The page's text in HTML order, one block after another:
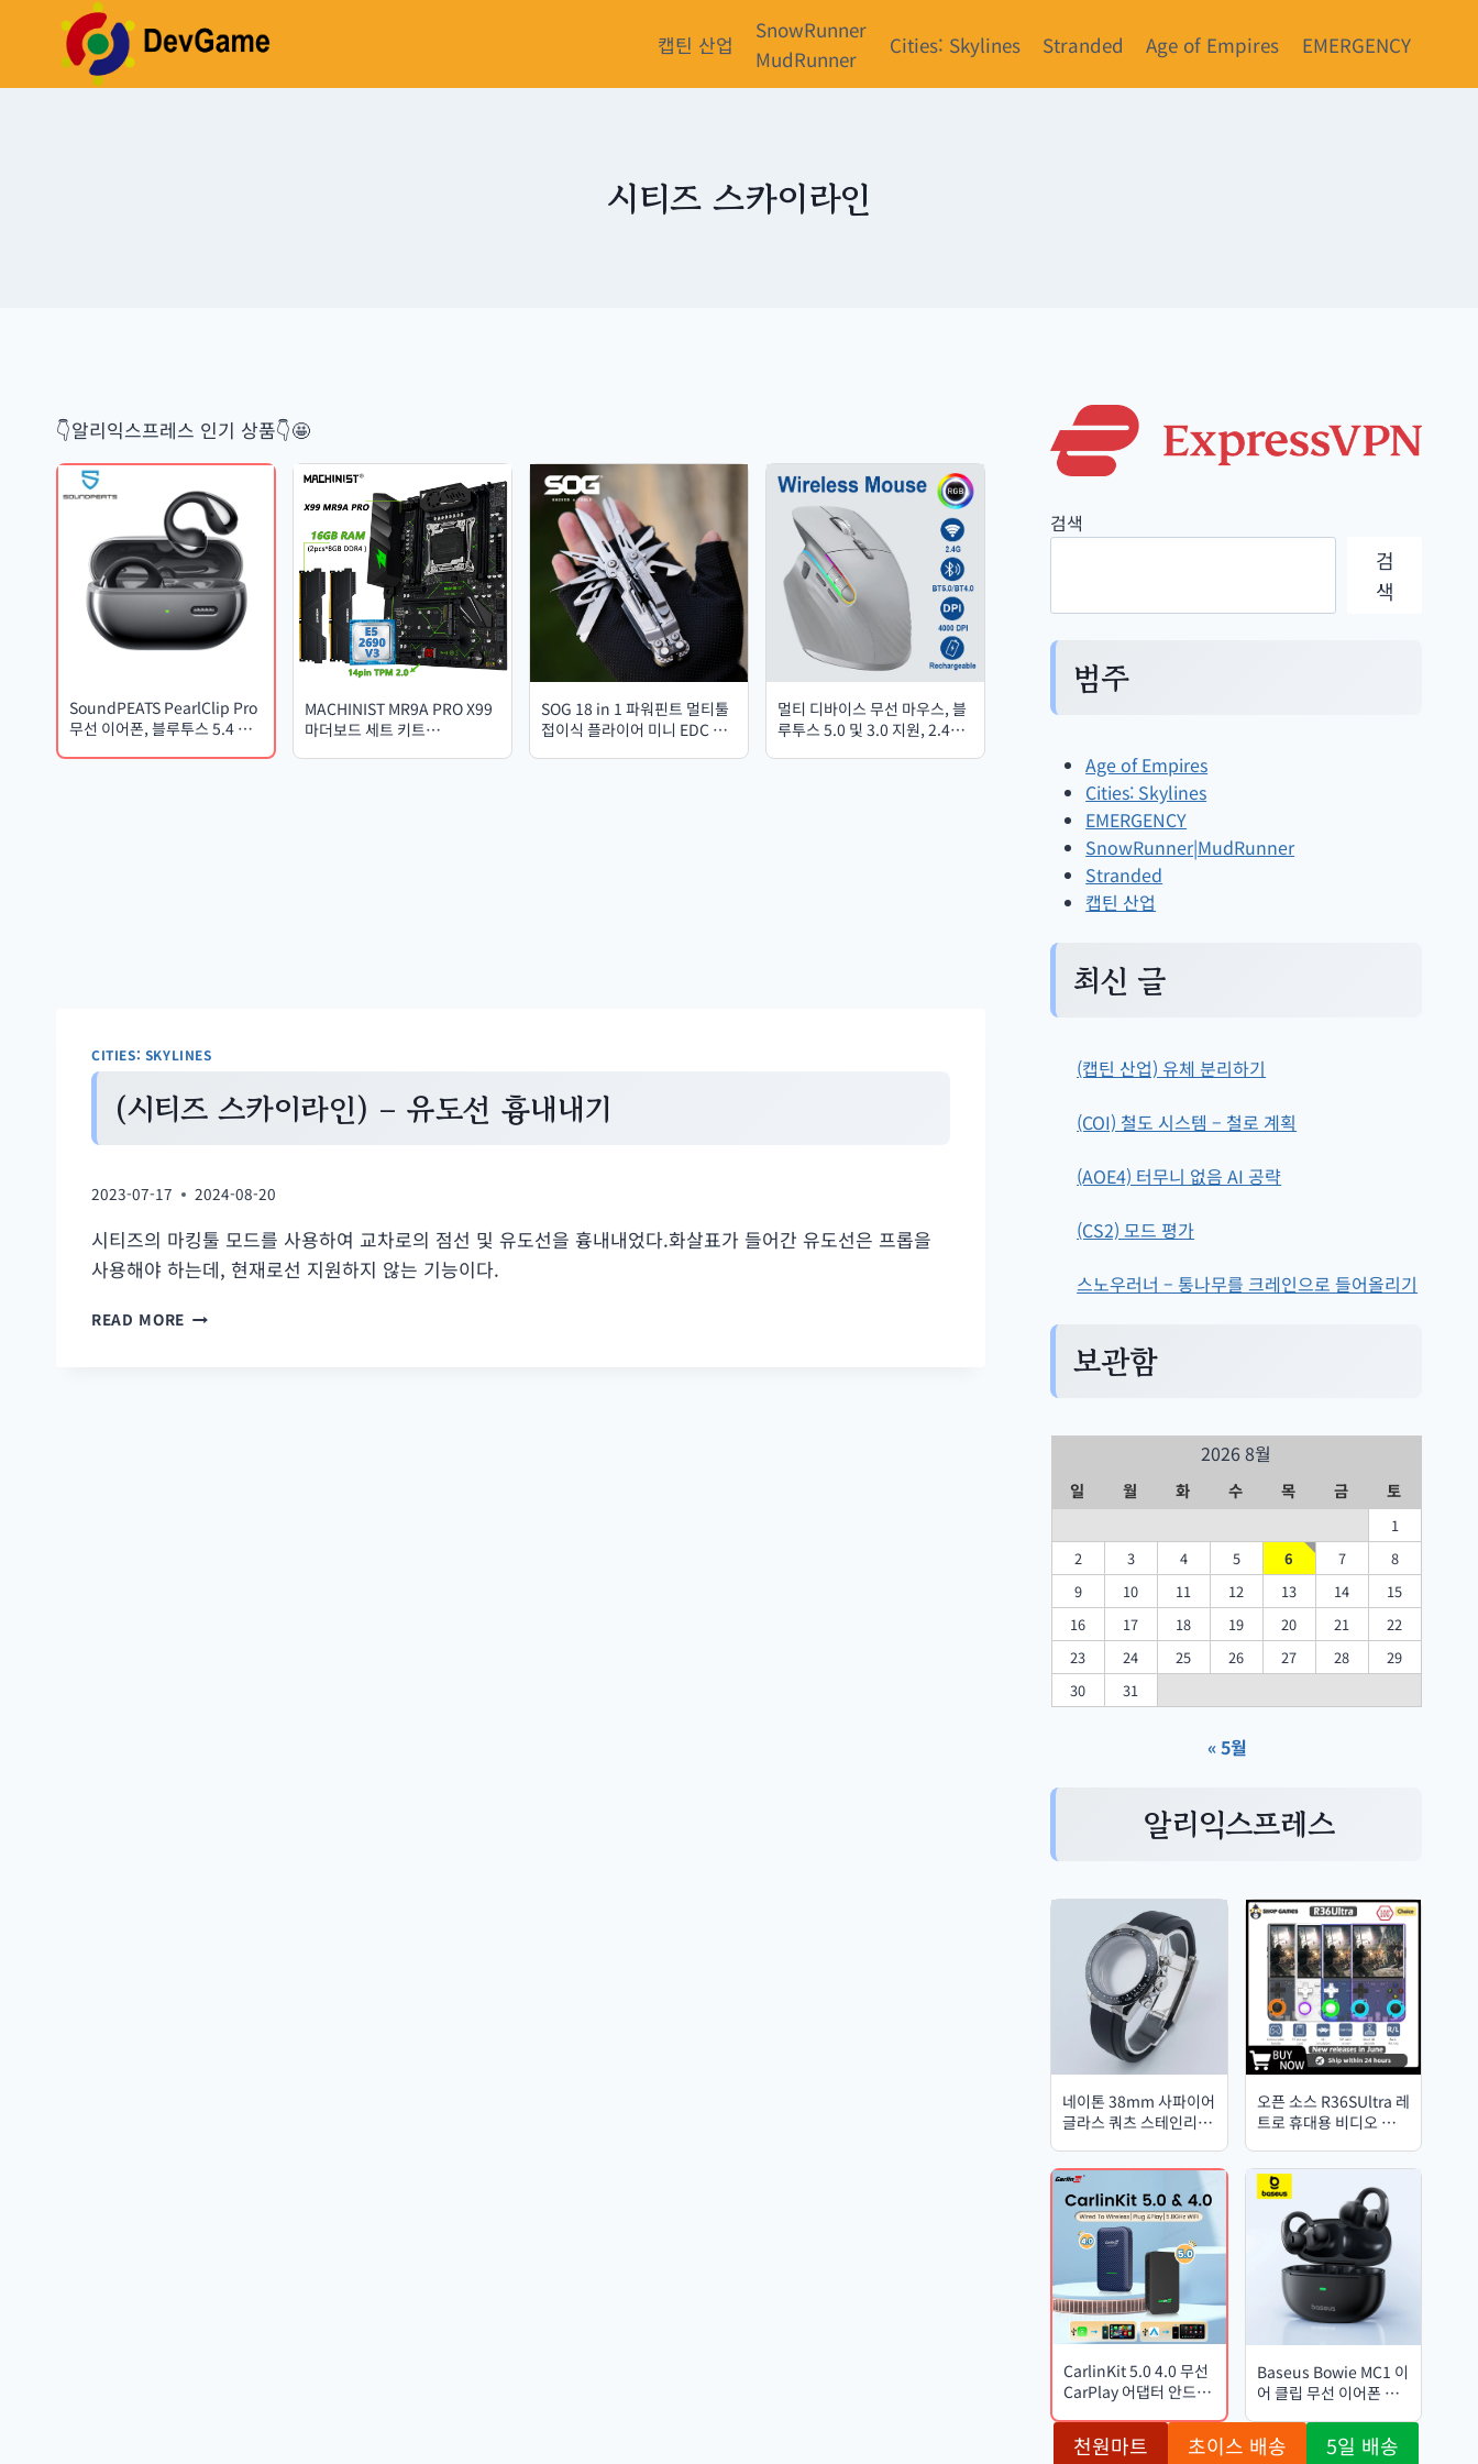
content
캡틴 산업
SnowRunner
MudRunner
Cities: Skylines Stranded Age of Empires EMERGENCY
시티즈 스카이라인
👇알리익스프레스 인기 상품👇🤩
SoundPEATS PearlClip Pro
무선 이어폰, 블루투스 5.4 오
MACHINIST MR9A PRO X99
마더보드 세트 키트
SOG 18 in 1 파워핀트 멀티툴
접이식 플라이어 미니 EDC 수
멀티 디바이스 무선 마우스, 블
루투스 5.0 및 3.0 지원, 2.4G
CITIES: SKYLINES
(시티즈 스카이라인) – 유도선 흉내내기
2023-07-17 2024-08-20
시티즈의 마킹툴 모드를 사용하여 교차로의 점선 및 유도선을 흉내내었다.화살표가 들어간 유도선은 프롭을
사용해야 하는데, 현재로선 지원하지 않는 기능이다.
READ MORE (시
검색
검
색
범주
Age of Empires
Cities: Skylines
EMERGENCY
SnowRunner|MudRunner
Stranded
캡틴 산업
최신 글
(캡틴 산업) 유체 분리하기
(COI) 철도 시스템 – 철로 계획
(AOE4) 터무니 없음 AI 공략
(CS2) 모드 평가
스노우러너 – 통나무를 크레인으로 들어올리기
보관함
2026 8월
일 월 화 수 목 금 토
1
2
3 4 5 6 7
8
9
10 11 12 13 14
15
16
17 18 19 20 21
22
23
24 25 26 27 28
29
30
31
« 5월
알리익스프레스
네이톤 38mm 사파이어
글라스 쿼츠 스테인리스
VK63 쿼츠 무브먼트
오픈 소스 R36SUltra 레
트로 휴대용 비디오 게임
인치 IPS 화면 휴대용 포
켓 비디오 플레이어 소년
선물
CarlinKit 5.0 4.0 무선
CarPlay 어댑터 안드로
기 지원 유선-무선
CarPlay 박스 자동 연결
Baseus Bowie MC1 이
어 클립 무선 이어폰 블
드폰 클립형 스포츠 이어
버드 IP57 방수 AI-Bass
천원마트 초이스 배송 5일 배송